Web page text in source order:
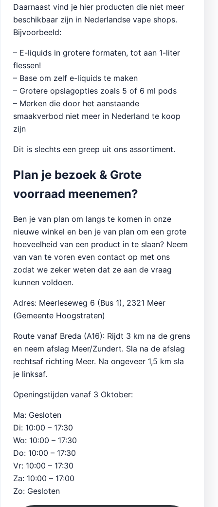
Daarnaast vind je hier producten die niet meer
beschikbaar zijn in Nederlandse vape shops.
Bijvoorbeeld:
– E-liquids in grotere formaten, tot aan 1-liter
flessen!
– Base om zelf e-liquids te maken
– Grotere opslagopties zoals 5 of 6 ml pods
– Merken die door het aanstaande
smaakverbod niet meer in Nederland te koop
zijn
Dit is slechts een greep uit ons assortiment.
Plan je bezoek & Grote
voorraad meenemen?
Ben je van plan om langs te komen in onze
nieuwe winkel en ben je van plan om een grote
hoeveelheid van een product in te slaan? Neem
van van te voren even contact op met ons
zodat we zeker weten dat ze aan de vraag
kunnen voldoen.
Adres: Meerleseweg 6 (Bus 1), 2321 Meer
(Gemeente Hoogstraten)
Route vanaf Breda (A16): Rijdt 3 km na de grens
en neem afslag Meer/Zundert. Sla na de afslag
rechtsaf richting Meer. Na ongeveer 1,5 km sla
je linksaf.
Openingstijden vanaf 3 Oktober:
Ma: Gesloten
Di: 10:00 – 17:30
Wo: 10:00 – 17:30
Do: 10:00 – 17:30
Vr: 10:00 – 17:30
Za: 10:00 – 17:00
Zo: Gesloten